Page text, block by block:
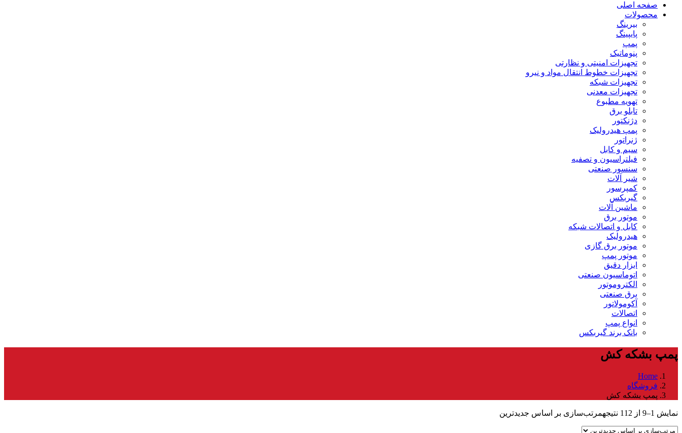
صفحه اصلی
محصولات
بیرینگ
پایپینگ
پمپ
پنوماتیک
تجهیزات امنیتی و نظارتی
تجهیزات خطوط انتقال مواد و نیرو
تجهیزات شبکه
تجهیزات معدنی
تهویه مطبوع
تابلو برق
دژنکتور
پمپ هیدرولیک
ژنراتور
سیم و کابل
فیلتراسیون و تصفیه
سنسور صنعتی
شیر آلات
کمپرسور
گیربکس
ماشین آلات
موتور برق
کابل و اتصالات شبکه
هیدرولیک
موتور برق گازی
موتور پمپ
ابزار دقیق
اتوماسیون صنعتی
الکتروموتور
برق صنعتی
آکومولاتور
اتصالات
انواع پمپ
بانک برند گیربکس
پمپ بشکه کش
Home
فروشگاه
پمپ بشکه کش
نمایش 1–9 از 112 نتیجه مرتب‌سازی بر اساس جدیدترین